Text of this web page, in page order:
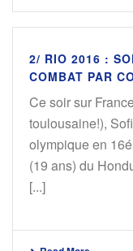
2/ RIO 2016 :
COMBAT PAR
Ce soir sur
toulousaine!),
olympique en
(19 ans) du
[...]